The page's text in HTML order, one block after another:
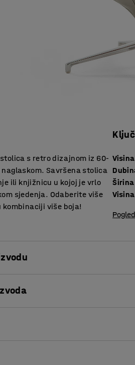
s retro dizajnom iz 60-
Savršena stolica
ili knjižnicu u kojoj je vrlo
sjedenja. Odaberite više
više boja!
Visina
odgovara prostoru za
odražava stil dok niski